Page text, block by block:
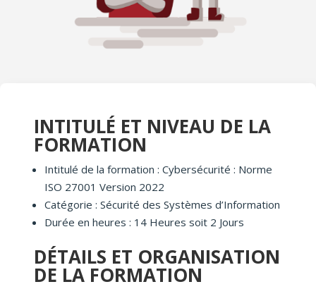
INTITULÉ ET NIVEAU DE LA
FORMATION
Intitulé de la formation : Cybersécurité : Norme
ISO 27001 Version 2022
Catégorie : Sécurité des Systèmes d’Information
Durée en heures : 14 Heures soit 2 Jours
DÉTAILS ET ORGANISATION
DE LA FORMATION